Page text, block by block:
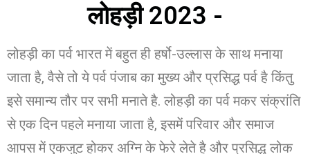
लोहड़ी 2023 -
लोहड़ी का पर्व भारत में बहुत ही हर्षो-उल्लास के साथ मनाया
जाता है, वैसे तो ये पर्व पंजाब का मुख्य और प्रसिद्ध पर्व है किंतु
इसे समान्य तौर पर सभी मनाते है. लोहड़ी का पर्व मकर संक्रांति
से एक दिन पहले मनाया जाता है, इसमें परिवार और समाज
आपस में एकजुट होकर अग्नि के फेरे लेते है और प्रसिद्ध लोक